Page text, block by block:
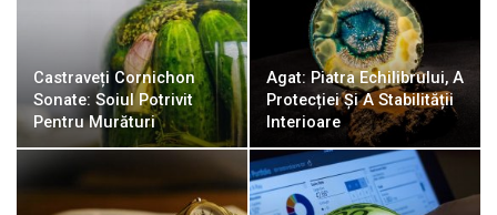
Castraveți Cornichon
Sonate: Soiul Potrivit
Pentru Murături
Agat: Piatra Echilibrului, A
Protecției Și A Stabilității
Interioare